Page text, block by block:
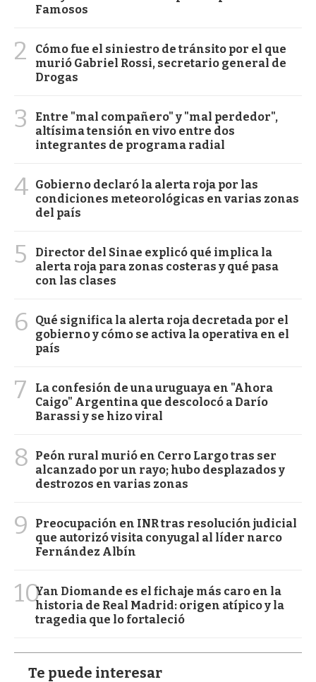
Famosos
2
Cómo fue el siniestro de tránsito por el que
murió Gabriel Rossi, secretario general de
Drogas
3
Entre "mal compañero" y "mal perdedor",
altísima tensión en vivo entre dos
integrantes de programa radial
4 Gobierno declaró la alerta roja por las
condiciones meteorológicas en varias zonas
del país
5
Director del Sinae explicó qué implica la
alerta roja para zonas costeras y qué pasa
con las clases
6
Qué significa la alerta roja decretada por el
gobierno y cómo se activa la operativa en el
país
7
La confesión de una uruguaya en "Ahora
Caigo" Argentina que descolocó a Darío
Barassi y se hizo viral
8
Peón rural murió en Cerro Largo tras ser
alcanzado por un rayo; hubo desplazados y
destrozos en varias zonas
9
Preocupación en INR tras resolución judicial
que autorizó visita conyugal al líder narco
Fernández Albín
10Yan Diomande es el fichaje más caro en la
historia de Real Madrid: origen atípico y la
tragedia que lo fortaleció
Te puede interesar